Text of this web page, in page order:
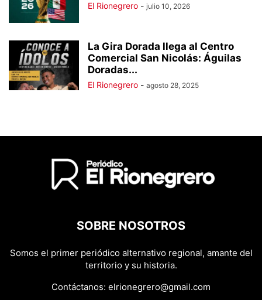
El Rionegrero - julio 10, 2026
La Gira Dorada llega al Centro
Comercial San Nicolás: Águilas
Doradas...
El Rionegrero - agosto 28, 2025
SOBRE NOSOTROS
Somos el primer periódico alternativo regional, amante del
territorio y su historia.
Contáctanos: elrionegrero@gmail.com